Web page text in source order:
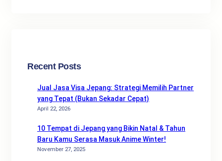
Recent Posts
Jual Jasa Visa Jepang: Strategi Memilih Partner
yang Tepat (Bukan Sekadar Cepat)
April 22, 2026
10 Tempat di Jepang yang Bikin Natal & Tahun
Baru Kamu Serasa Masuk Anime Winter!
November 27, 2025